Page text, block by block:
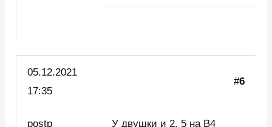
05.12.2021
17:35
#6
postp
У двушки и 2, 5 на В4